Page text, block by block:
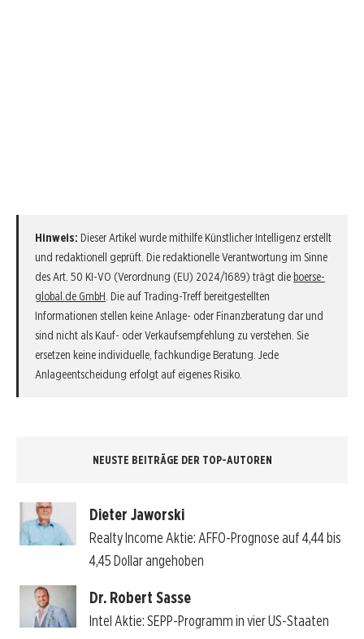
Hinweis: Dieser Artikel wurde mithilfe Künstlicher Intelligenz erstellt
und redaktionell geprüft. Die redaktionelle Verantwortung im Sinne
des Art. 50 KI-VO (Verordnung (EU) 2024/1689) trägt die boerse-
global.de GmbH . Die auf Trading-Treff bereitgestellten
Informationen stellen keine Anlage- oder Finanzberatung dar und
sind nicht als Kauf- oder Verkaufsempfehlung zu verstehen. Sie
ersetzen keine individuelle, fachkundige Beratung. Jede
Anlageentscheidung erfolgt auf eigenes Risiko.
NEUSTE BEITRÄGE DER TOP-AUTOREN
Dieter Jaworski
Realty Income Aktie: AFFO-Prognose auf 4,44 bis
4,45 Dollar angehoben
Dr. Robert Sasse
Intel Aktie: SEPP-Programm in vier US-Staaten